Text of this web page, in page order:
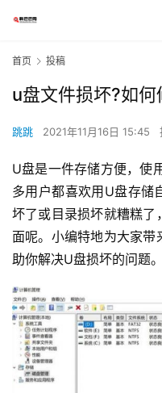
首页 投稿
u盘文件损坏?如何
跳跳 2021年11月16日 15:45
U盘是一件存储方便，使
多用户都喜欢用U盘存储
坏了或目录损坏就糟糕了
面呢。小编特地为大家
助你解决U盘损坏的问题。